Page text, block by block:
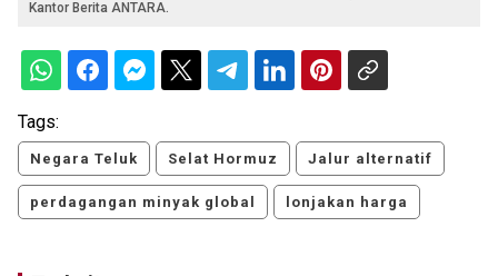
Kantor Berita ANTARA.
Tags:
Negara Teluk Selat Hormuz Jalur alternatif
perdagangan minyak global lonjakan harga